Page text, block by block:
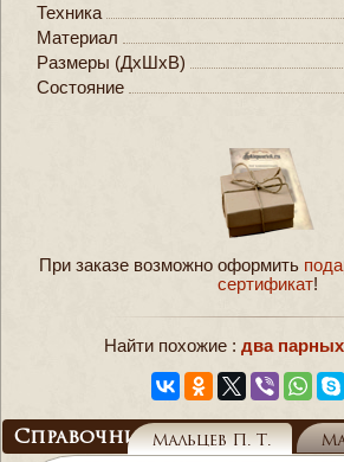
Техника
Материал
Размеры (ДxШxВ)
Состояние
При заказе возможно оформить
сертификат!
Найти похожие : два
СправочникМальцев П. Т.